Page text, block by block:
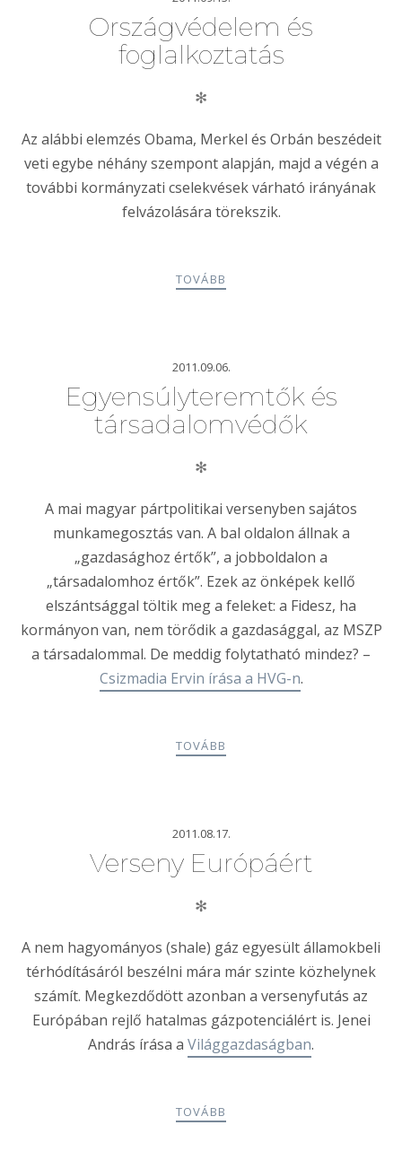
Országvédelem és
foglalkoztatás
✻
Az alábbi elemzés Obama, Merkel és Orbán beszédeit
veti egybe néhány szempont alapján, majd a végén a
további kormányzati cselekvések várható irányának
felvázolására törekszik.
TOVÁBB
2011.09.06.
Egyensúlyteremtők és
társadalomvédők
✻
A mai magyar pártpolitikai versenyben sajátos
munkamegosztás van. A bal oldalon állnak a
„gazdasághoz értők”, a jobboldalon a
„társadalomhoz értők”. Ezek az önképek kellő
elszántsággal töltik meg a feleket: a Fidesz, ha
kormányon van, nem törődik a gazdasággal, az MSZP
a társadalommal. De meddig folytatható mindez? –
Csizmadia Ervin írása a HVG-n.
TOVÁBB
2011.08.17.
Verseny Európáért
✻
A nem hagyományos (shale) gáz egyesült államokbeli
térhódításáról beszélni mára már szinte közhelynek
számít. Megkezdődött azonban a versenyfutás az
Európában rejlő hatalmas gázpotenciálért is. Jenei
András írása a Világgazdaságban.
TOVÁBB